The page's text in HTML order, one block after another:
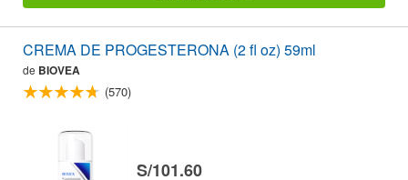
CREMA DE PROGESTERONA (2 fl oz) 59ml
de BIOVEA
(570)
S/101.60